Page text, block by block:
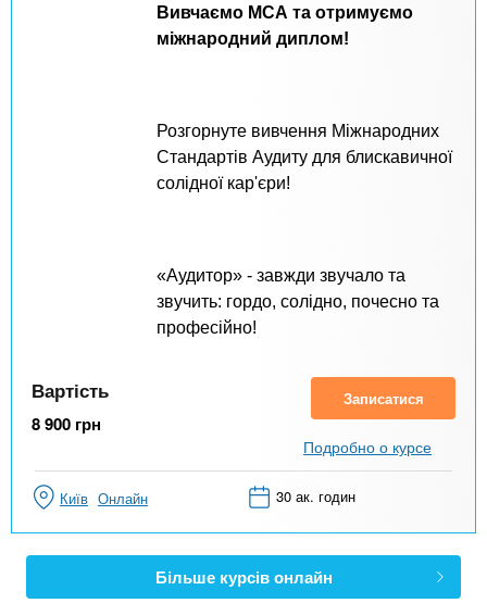
Вивчаємо МСА та отримуємо
міжнародний диплом!
Розгорнуте вивчення Міжнародних
Стандартів Аудиту для блискавичної
солідної кар'єри!
«Аудитор» - завжди звучало та
звучить: гордо, солідно, почесно та
професійно!
Вартість
8 900 грн
Записатися
Подробно о курсе
Київ Онлайн 30 ак. годин
Більше курсів онлайн